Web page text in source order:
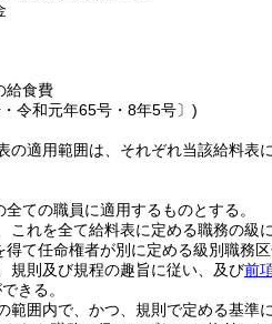
給食費
令和元年65号・8年5号〕)
適用範囲は、それぞれ当該給料表
ての職員に適用するものとする。
れを全て給料表に定める職務の
得て任命権者が別に定める級別職務
規則及び規程の趣旨に従い、及び前
きる。
範囲内で、かつ、規則で定める基準